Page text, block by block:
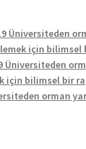
Üniversiteden
için bilimsel
Üniversiteden
için bilimsel bir
orman